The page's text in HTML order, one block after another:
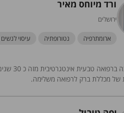
ורד מיוחס מאיר
ירושלים
ארומתרפיה נטורופתיה עיסוי לנשים
של מכללת ברק לרפואה משלימה.